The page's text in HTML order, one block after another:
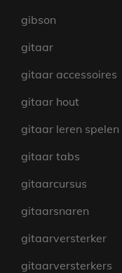
gibson
gitaar
gitaar accessoires
gitaar hout
gitaar leren spelen
gitaar tabs
gitaarcursus
gitaarsnaren
gitaarversterker
gitaarversterkers